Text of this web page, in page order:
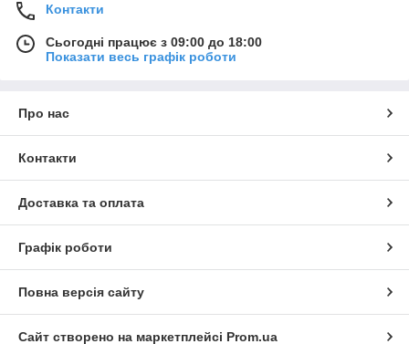
Контакти
Сьогодні працює з 09:00 до 18:00
Показати весь графік роботи
Про нас
Контакти
Доставка та оплата
Графік роботи
Повна версія сайту
Сайт створено на маркетплейсі Prom.ua